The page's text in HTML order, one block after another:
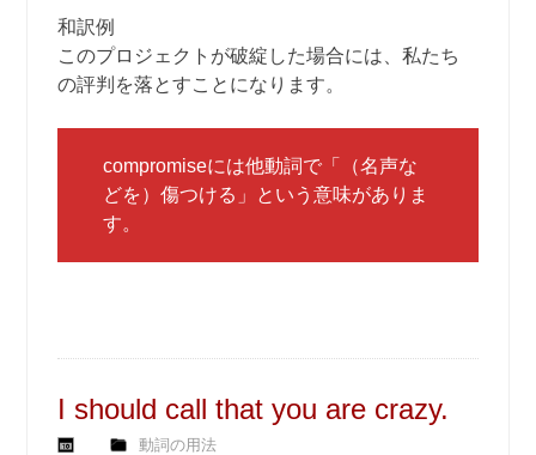
和訳例
このプロジェクトが破綻した場合には、私たち
の評判を落とすことになります。
compromiseには他動詞で「（名声な
どを）傷つける」という意味がありま
す。
I should call that you are crazy.
動詞の用法